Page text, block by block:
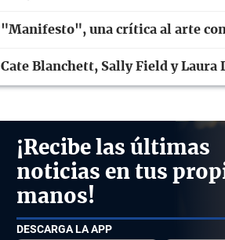
"Manifesto", una crítica al arte con
Cate Blanchett, Sally Field y Laura
¡Recibe las últimas
noticias en tus
manos!
DESCARGA LA APP